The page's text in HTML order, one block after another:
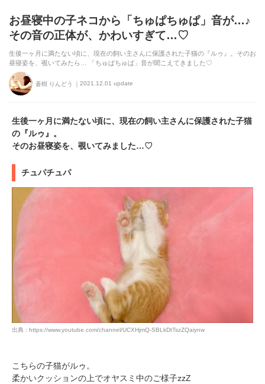
お昼寝中の子ネコから「ちゅぱちゅぱ」音が…♪
その音の正体が、かわいすぎて…♡
生後一ヶ月に満たない頃に、現在の飼い主さんに保護された子猫の『ルゥ』。そのお
昼寝姿を、覗いてみたら… 「ちゅぱちゅぱ」音が聞こえてきました♡
蒼樹 りんどう 2021.12.01 update
生後一ヶ月に満たない頃に、現在の飼い主さんに保護された子猫
の『ルゥ』。
そのお昼寝姿を、覗いてみました…♡
チュパチュパ
出典 : https://www.youtube.com/channel/UCXHjmQ-SBLkDtTszZQaiynw
こちらの子猫がルゥ。
柔かいクッションの上でオヤスミ中のご様子zzZ